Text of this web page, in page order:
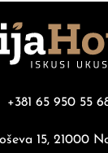
+381 65 950 55
15, 21000